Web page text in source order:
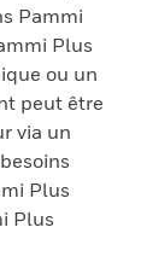
Pammi
Plus
ou un
peut être
via un
Plus
Plus